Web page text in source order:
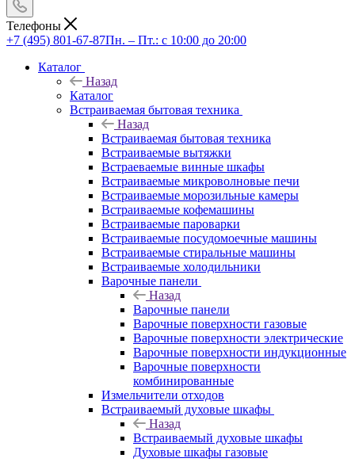
Телефоны
+7 (495) 801-67-87Пн. – Пт.: с 10:00 до 20:00
Каталог
Назад
Каталог
Встраиваемая бытовая техника
Назад
Встраиваемая бытовая техника
Встраиваемые вытяжки
Встраеваемые винные шкафы
Встраиваемые микроволновые печи
Встраиваемые морозильные камеры
Встраиваемые кофемашины
Встраиваемые пароварки
Встраиваемые посудомоечные машины
Встраиваемые стиральные машины
Встраиваемые холодильники
Варочные панели
Назад
Варочные панели
Варочные поверхности газовые
Варочные поверхности электрические
Варочные поверхности индукционные
Варочные поверхности
комбинированные
Измельчители отходов
Встраиваемый духовые шкафы
Назад
Встраиваемый духовые шкафы
Духовые шкафы газовые